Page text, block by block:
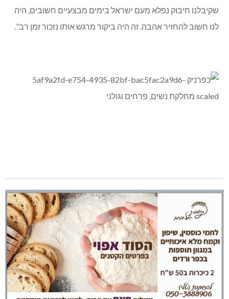
שקיבלנו חיבוק נפלא מעם ישראל בימים מבצעיים חשובים, היה
לנו חשוב להחזיר אהבה. זה היה ביקור מרגש אותו נזכור זמן רב”.